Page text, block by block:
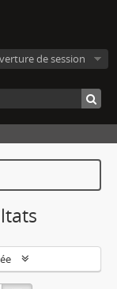
de session